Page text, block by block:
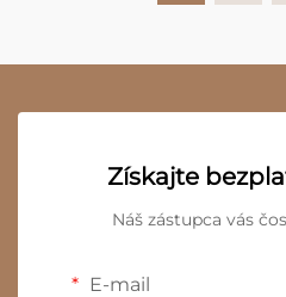
Získajte
Náš zástupca vás
E-mail